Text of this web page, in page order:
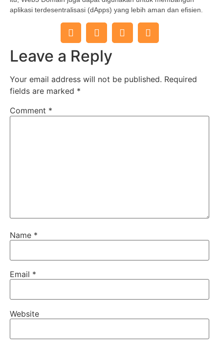
aplikasi terdesentralisasi (dApps) yang lebih aman dan efisien.
Leave a Reply
Your email address will not be published. Required
fields are marked *
Comment *
Name *
Email *
Website